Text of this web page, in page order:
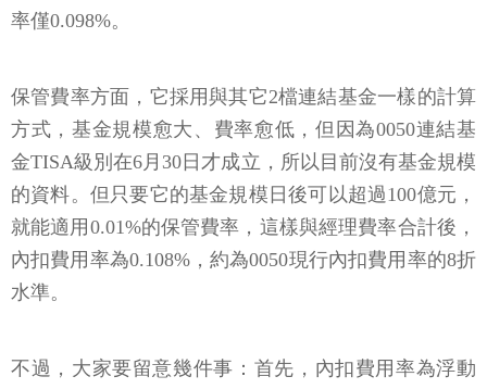
率僅0.098%。
保管費率方面，它採用與其它2檔連結基金一樣的計算
方式，基金規模愈大、費率愈低，但因為0050連結基
金TISA級別在6月30日才成立，所以目前沒有基金規模
的資料。但只要它的基金規模日後可以超過100億元，
就能適用0.01%的保管費率，這樣與經理費率合計後，
內扣費用率為0.108%，約為0050現行內扣費用率的8折
水準。
不過，大家要留意幾件事：首先，內扣費用率為浮動